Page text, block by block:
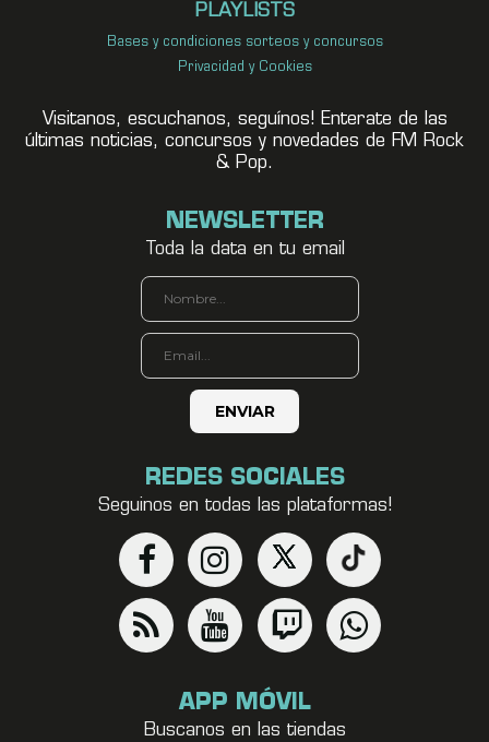
PLAYLISTS
Bases y condiciones sorteos y concursos
Privacidad y Cookies
Visitanos, escuchanos, seguínos! Enterate de las
últimas noticias, concursos y novedades de FM Rock
& Pop.
NEWSLETTER
Toda la data en tu email
REDES SOCIALES
Seguinos en todas las plataformas!
APP MÓVIL
Buscanos en las tiendas